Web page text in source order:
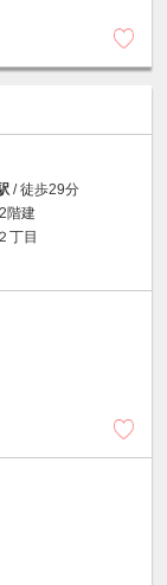
/ 徒歩29分
階建
丁目